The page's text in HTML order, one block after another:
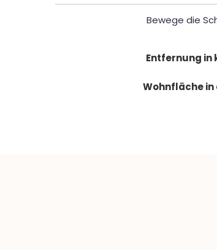
Bewege die
Entfernung in
Wohnfläche in